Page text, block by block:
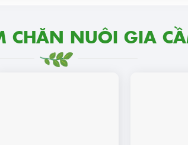
CHĂN NUÔI GIA